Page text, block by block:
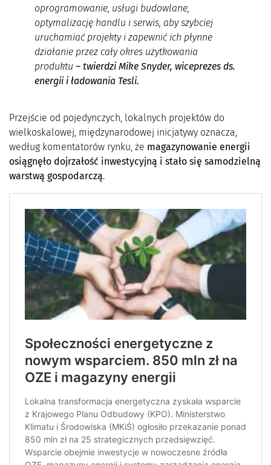
oprogramowanie, usługi budowlane,
optymalizację handlu i serwis, aby szybciej
uruchamiać projekty i zapewnić ich płynne
działanie przez cały okres użytkowania
produktu – twierdzi Mike Snyder, wiceprezes ds.
energii i ładowania Tesli.
Przejście od pojedynczych, lokalnych projektów do
wielkoskalowej, międzynarodowej inicjatywy oznacza,
według komentatorów rynku, że magazynowanie energii
osiągnęło dojrzałość inwestycyjną i stało się samodzielną
warstwą gospodarczą.